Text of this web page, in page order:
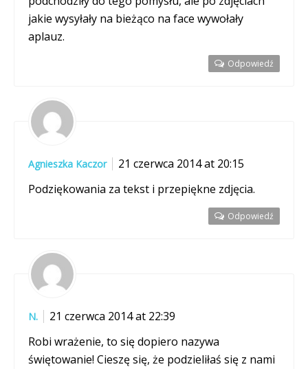
jakie wysyłały na bieżąco na face wywołały
aplauz.
Odpowiedź
Agnieszka Kaczor
21 czerwca 2014 at 20:15
Podziękowania za tekst i przepiękne zdjęcia.
Odpowiedź
N.
21 czerwca 2014 at 22:39
Robi wrażenie, to się dopiero nazywa
świętowanie! Cieszę się, że podzieliłaś się z nami